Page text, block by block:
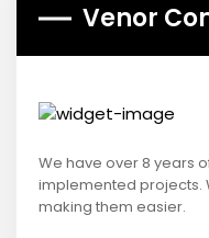
Venor
We have over 8 years
implemented projects.
making them easier.